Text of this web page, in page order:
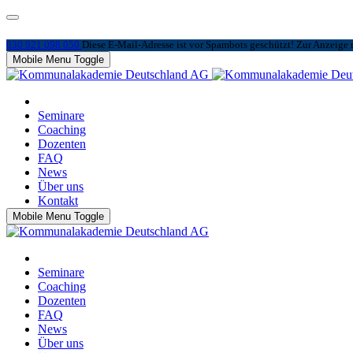
030 921 098 050 Diese E-Mail-Adresse ist vor Spambots geschützt! Zur Anzeige
Mobile Menu Toggle
Seminare
Coaching
Dozenten
FAQ
News
Über uns
Kontakt
Mobile Menu Toggle
Seminare
Coaching
Dozenten
FAQ
News
Über uns